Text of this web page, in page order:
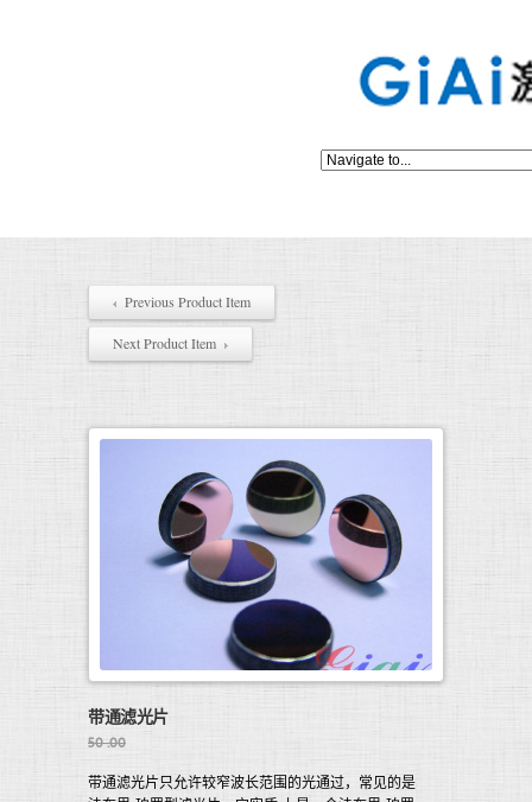
Previous Product Item
Next Product Item
带通滤光片
50 .00
带通滤光片只允许较窄波长范围的光通过，常见的是